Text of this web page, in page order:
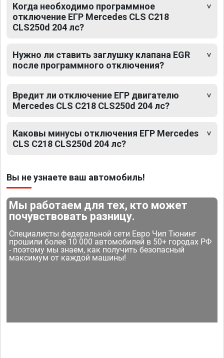
Когда необходимо программное
отключение ЕГР Mercedes CLS C218
CLS250d 204 лс?
Нужно ли ставить заглушку клапана EGR
после программного отключения?
Вредит ли отключение ЕГР двигателю
Mercedes CLS C218 CLS250d 204 лс?
Каковы минусы отключения ЕГР Mercedes
CLS C218 CLS250d 204 лс?
Вы не узнаете ваш автомобиль!
Мы работаем для тех, кто может
почувствовать разницу.
Специалисты федеральной сети Евро Чип Тюнинг
прошили более 10 000 автомобилей в 50+ городах РФ
- поэтому мы знаем, как получить безопасный
максимум от каждой машины!